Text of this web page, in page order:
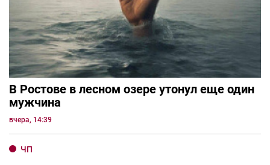
В Ростове в лесном озере утонул еще один
мужчина
вчера, 14:39
ЧП